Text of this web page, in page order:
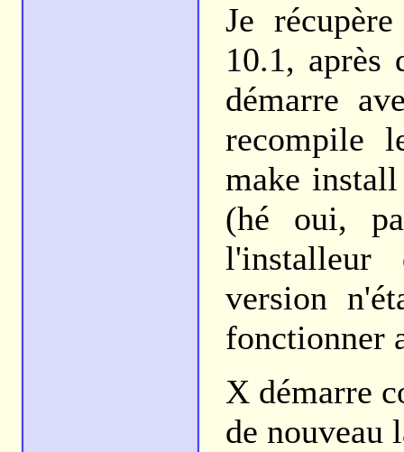
Je
10.1, après
démarre
recompile
make
(hé oui,
version
fonctionner
X démarre
de nouveau